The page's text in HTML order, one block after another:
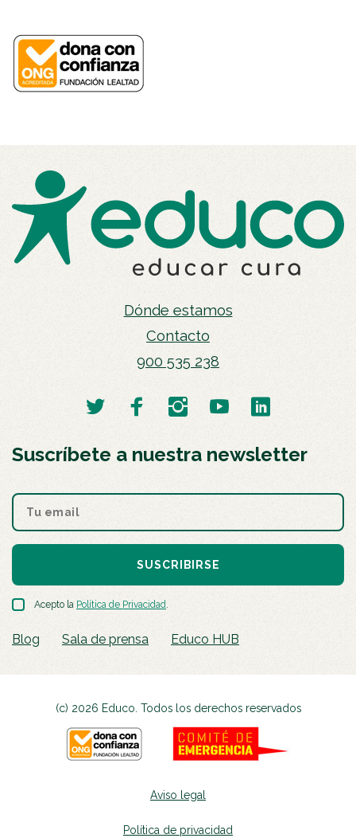
Dónde estamos
Contacto
900 535 238
Suscríbete a nuestra newsletter
SUSCRIBIRSE
Acepto la Política de Privacidad.
Blog Sala de prensa Educo HUB
(c) 2026 Educo. Todos los derechos reservados
Aviso legal
Política de privacidad